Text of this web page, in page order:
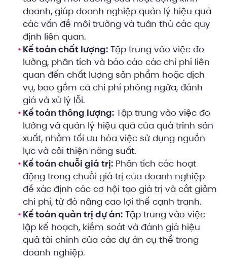
doanh, giúp doanh nghiệp quản lý hiệu quả
các vấn đề môi trường và tuân thủ các quy
định liên quan.
Kế toán chất lượng: Tập trung vào việc đo
lường, phân tích và báo cáo các chi phí liên
quan đến chất lượng sản phẩm hoặc dịch
vụ, bao gồm cả chi phí phòng ngừa, đánh
giá và xử lý lỗi.
Kế toán thông lượng: Tập trung vào việc đo
lường và quản lý hiệu quả của quá trình sản
xuất, nhằm tối ưu hóa việc sử dụng nguồn
lực và cải thiện năng suất.
Kế toán chuỗi giá trị: Phân tích các hoạt
động trong chuỗi giá trị của doanh nghiệp
để xác định các cơ hội tạo giá trị và cắt giảm
chi phí, từ đó nâng cao lợi thế cạnh tranh.
Kế toán quản trị dự án: Tập trung vào việc
lập kế hoạch, kiểm soát và đánh giá hiệu
quả tài chính của các dự án cụ thể trong
doanh nghiệp.